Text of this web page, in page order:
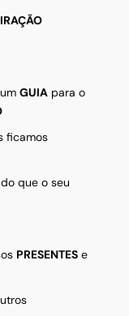
GUIApara o
ficamos
que o seu
PRESENTESe